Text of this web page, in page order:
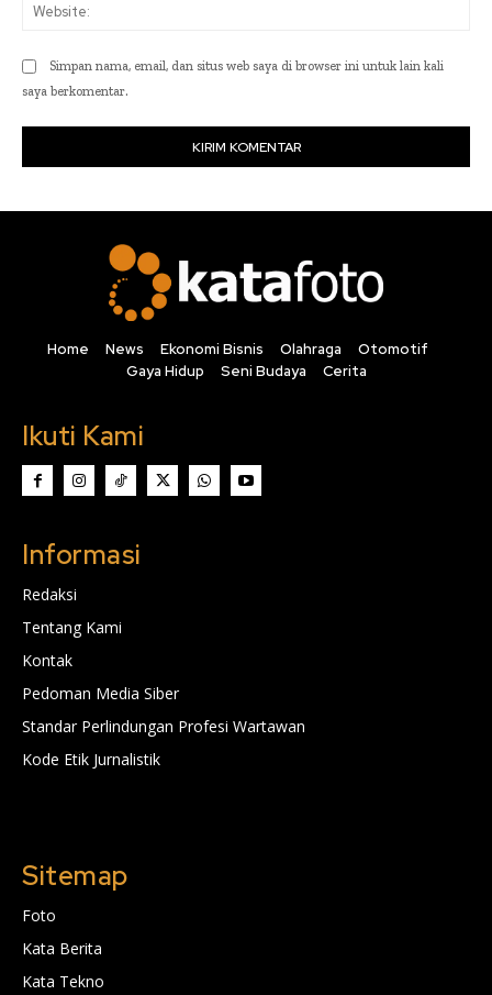
Simpan nama, email, dan situs web saya di browser ini untuk lain kali
saya berkomentar.
Home News Ekonomi Bisnis Olahraga
Otomotif
Gaya Hidup
Seni Budaya Cerita
Ikuti Kami
Informasi
Redaksi
Tentang Kami
Kontak
Pedoman Media Siber
Standar Perlindungan Profesi Wartawan
Kode Etik Jurnalistik
Sitemap
Foto
Kata Berita
Kata Tekno